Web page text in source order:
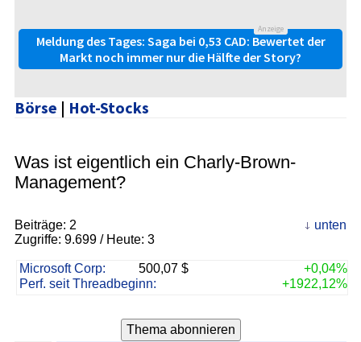
Anzeige
Meldung des Tages: Saga bei 0,53 CAD: Bewertet der
Markt noch immer nur die Hälfte der Story?
Börse | Hot-Stocks
Was ist eigentlich ein Charly-Brown-
Management?
Beiträge: 2
Zugriffe: 9.699 / Heute: 3
unten
Microsoft Corp: 500,07 $
+0,04%
Perf. seit Threadbeginn:
+1922,12%